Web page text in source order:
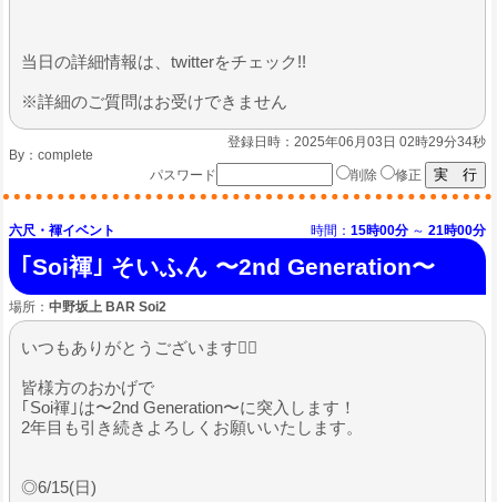
​当日の詳細情報は、twitterをチェック!!
※詳細のご質問はお受けできません
登録日時：2025年06月03日 02時29分34秒
By： complete
パスワード
削除 修正
六尺・褌イベント 時間： 15時00分 ～ 21時00分
｢Soi褌｣ そいふん 〜2nd Generation〜
場所： 中野坂上 BAR Soi2
いつもありがとうございます🙇‍♂
皆様方のおかげで
｢Soi褌｣は〜2nd Generation〜に突入します！
2年目も引き続きよろしくお願いいたします。
◎6/15(日)